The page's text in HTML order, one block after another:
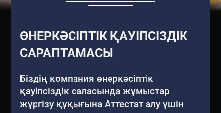
ӨНЕРКӘСІПТІК ҚАУІПСІЗДІК
САРАПТАМАСЫ
Біздің компания өнеркәсіптік
қауіпсіздік саласында жұмыстар
жүргізу құқығына Аттестат алу үшін